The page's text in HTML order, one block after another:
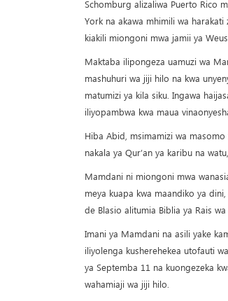
Schomburg alizaliwa Puerto Rico
York na akawa mhimili wa
kiakili miongoni mwa jamii ya
Maktaba ilipongeza uamuzi wa
mashuhuri wa jiji hilo na kwa
matumizi ya kila siku. Ingawa
iliyopambwa kwa maua
Hiba Abid, msimamizi wa
nakala ya Qur’an ya karibu na
Mamdani ni miongoni mwa
meya kuapa kwa maandiko ya
de Blasio alitumia Biblia ya Rais
Imani ya Mamdani na asili yake
iliyolenga kusherehekea utofauti
ya Septemba 11 na kuongezeka
wahamiaji wa jiji hilo.